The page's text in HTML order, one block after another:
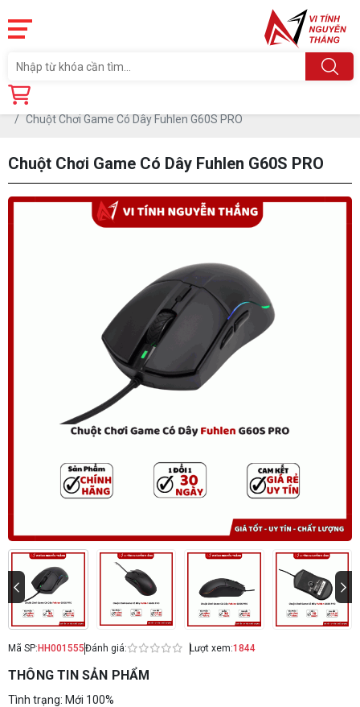
Trang chủ
Chuột Chơi Game Có Dây Fuhlen G60S PRO
Chuột Chơi Game Có Dây Fuhlen G60S PRO
Mã SP: HH001555Đánh giá: Lượt xem:1844
THÔNG TIN SẢN PHẨM
Tình trạng: Mới 100%